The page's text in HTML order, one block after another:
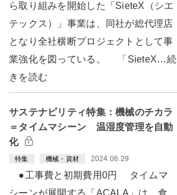
ら取り組みを開始した「SieteX（シエ
テックス）」事業は、同社が総代理店
となり全社横断プロジェクトとして事
業強化を図っている。 「SieteX…続
きを読む
サステナビリティ特集：機械のチカラ
＝タイムマシーン 温湿度管理を自動
化
特集 機械・資材 2024.06.29
●工事費と初期費用0円 タイムマ